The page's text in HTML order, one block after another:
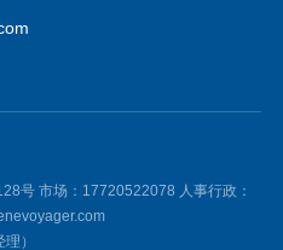
号 市场：17720522078 人事行政：
）